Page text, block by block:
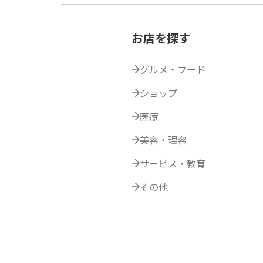
お店を探す
グルメ・フード
ショップ
医療
美容・理容
サービス・教育
その他